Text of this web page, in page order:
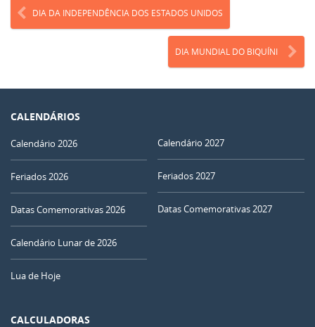
DIA DA INDEPENDÊNCIA DOS ESTADOS UNIDOS
DIA MUNDIAL DO BIQUÍNI
CALENDÁRIOS
Calendário 2026
Feriados 2026
Datas Comemorativas 2026
Calendário Lunar de 2026
Lua de Hoje
Calendário 2027
Feriados 2027
Datas Comemorativas 2027
CALCULADORAS